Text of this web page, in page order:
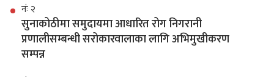
नंः २
सुनाकोठीमा समुदायमा आधारित रोग निगरानी
प्रणालीसम्बन्धी सरोकारवालाका लागि अभिमुखीकरण
सम्पन्न